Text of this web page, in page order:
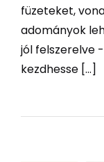
füzeteket,
adományok
jól felszerelve
kezdhesse [...]